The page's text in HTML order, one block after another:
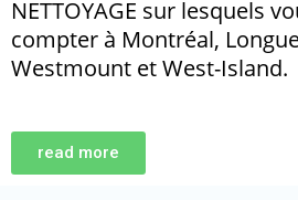
NETTOYAGE sur lesquels
compter à Montréal,
Westmount et West-Island.
read more